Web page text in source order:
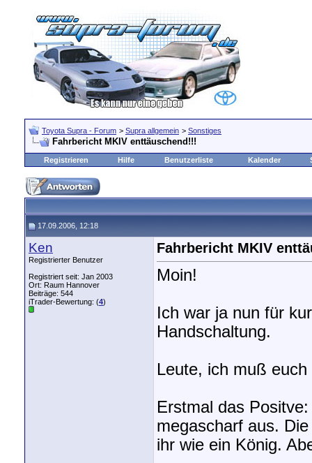
Toyota Supra - Forum > Supra allgemein > Sonstiges
Fahrbericht MKIV enttäuschend!!!
Registrieren Hilfe Benutzerliste Kalender
17.09.2006, 12:18
Ken
Registrierter Benutzer
Registriert seit: Jan 2003
Ort: Raum Hannover
Beiträge: 544
iTrader-Bewertung: (4)
Fahrbericht MKIV
Moin!
Ich war ja nun für
Handschaltung.
Leute, ich muß
Erstmal das
megascharf aus.
ihr wie ein König.